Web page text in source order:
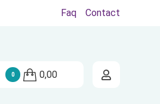
Faq Contact
0 0,00